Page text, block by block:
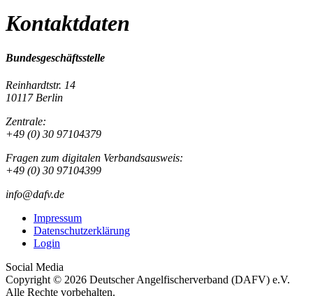
Kontaktdaten
Bundesgeschäftsstelle
Reinhardtstr. 14
10117 Berlin
Zentrale:
+49 (0) 30 97104379
Fragen zum digitalen Verbandsausweis:
+49 (0) 30 97104399
info@dafv.de
Impressum
Datenschutzerklärung
Login
Social Media
Copyright © 2026 Deutscher Angelfischerverband (DAFV) e.V.
Alle Rechte vorbehalten.